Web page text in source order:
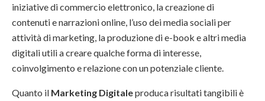
iniziative di commercio elettronico, la creazione di
contenuti e narrazioni online, l’uso dei media sociali per
attività di marketing, la produzione di e-book e altri media
digitali utili a creare qualche forma di interesse,
coinvolgimento e relazione con un potenziale cliente.
Quanto il Marketing Digitaleproduca risultati tangibili è